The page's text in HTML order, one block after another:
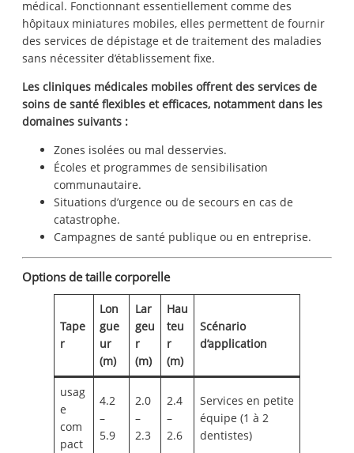
médical. Fonctionnant essentiellement comme des
hôpitaux miniatures mobiles, elles permettent de fournir
des services de dépistage et de traitement des maladies
sans nécessiter d’établissement fixe.
Les cliniques médicales mobiles offrent des services de
soins de santé flexibles et efficaces, notamment dans les
domaines suivants :
Zones isolées ou mal desservies.
Écoles et programmes de sensibilisation
communautaire.
Situations d’urgence ou de secours en cas de
catastrophe.
Campagnes de santé publique ou en entreprise.
Options de taille corporelle
Tape
r
Lon
gue
ur
(m)
Lar
geu
r
(m)
Hau
teu
r
(m)
Scénario
d’application
usag
e
com
pact
4.2
–
5.9
2.0
–
2.3
2.4
–
2.6
Services en petite
équipe (1 à 2
dentistes)